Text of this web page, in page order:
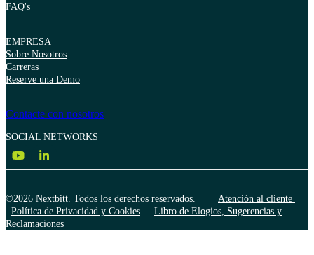
FAQ's
EMPRESA
Sobre Nosotros
Carreras
Reserve una Demo
Contacte con nosotros
SOCIAL NETWORKS
©2026 Nextbitt. Todos los derechos reservados. Atención al cliente
Política de Privacidad y Cookies
Libro de Elogios, Sugerencias y
Reclamaciones